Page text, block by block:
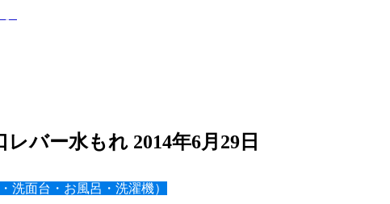
バー水もれ 2014年6月29日
洗面台・お風呂・洗濯機）